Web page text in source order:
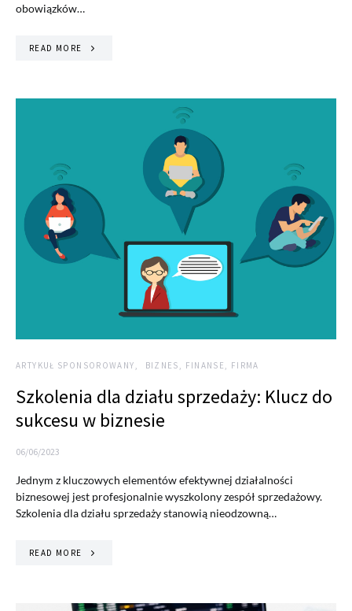
obowiązków…
READ MORE
ARTYKUŁ SPONSOROWANY BIZNES, FINANSE, FIRMA
Szkolenia dla działu sprzedaży: Klucz do
sukcesu w biznesie
06/06/2023
Jednym z kluczowych elementów efektywnej działalności
biznesowej jest profesjonalnie wyszkolony zespół sprzedażowy.
Szkolenia dla działu sprzedaży stanowią nieodzowną…
READ MORE